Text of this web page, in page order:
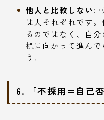
他人と比較しない:
は人それぞれです
るのではなく、自
標に向かって進んで
う。
6. 「不採用＝自己